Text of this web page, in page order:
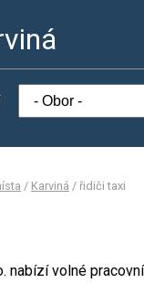
/ Karviná / řidiči taxi
nabízí volné